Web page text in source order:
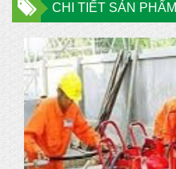
CHI TIẾT SẢN PHẨM